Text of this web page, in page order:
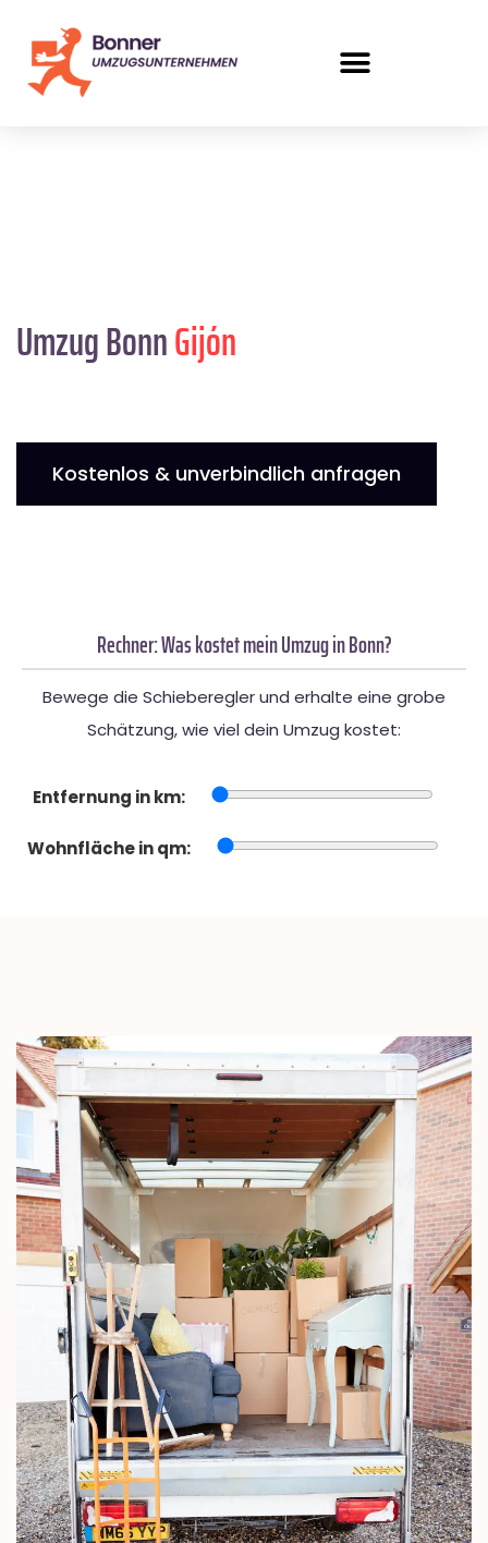
Umzug BonnGijón
Kostenlos & unverbindlich anfragen
Rechner: Was kostet mein Umzug in Bonn?
Bewege die Schieberegler und erhalte eine grobe
Schätzung, wie viel dein Umzug kostet:
Entfernung in km:
Wohnfläche in qm: